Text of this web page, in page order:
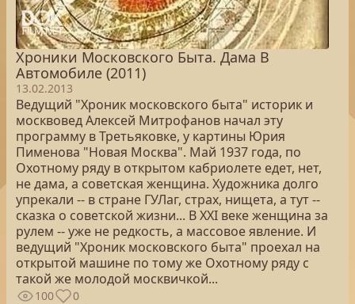
Хроники Московского Быта. Дама В
Автомобиле (2011)
13.02.2013
Ведущий "Хроник московского быта" историк и
москвовед Алексей Митрофанов начал эту
программу в Третьяковке, у картины Юрия
Пименова "Новая Москва". Май 1937 года, по
Охотному ряду в открытом кабриолете едет, нет,
не дама, а советская женщина. Художника долго
упрекали -- в стране ГУЛаг, страх, нищета, а тут --
сказка о советской жизни... В XXI веке женщина за
рулем -- уже не редкость, а массовое явление. И
ведущий "Хроник московского быта" проехал на
открытой машине по тому же Охотному ряду с
такой же молодой москвичкой...
100 0